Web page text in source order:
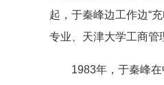
起，于秦峰边工作边“
专业、天津大学工商管
1983年，于秦峰在中